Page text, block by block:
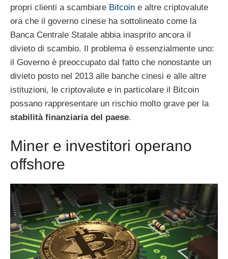
propri clienti a scambiare Bitcoin e altre criptovalute
ora che il governo cinese ha sottolineato come la
Banca Centrale Statale abbia inasprito ancora il
divieto di scambio. Il problema è essenzialmente uno:
il Governo è preoccupato dal fatto che nonostante un
divieto posto nel 2013 alle banche cinesi e alle altre
istituzioni, le criptovalute e in particolare il Bitcoin
possano rappresentare un rischio molto grave per la
stabilità finanziaria del paese.
Miner e investitori operano
offshore